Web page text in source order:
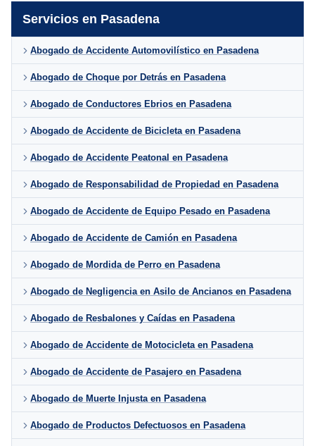
Servicios en Pasadena
Abogado de Accidente Automovilístico en Pasadena
Abogado de Choque por Detrás en Pasadena
Abogado de Conductores Ebrios en Pasadena
Abogado de Accidente de Bicicleta en Pasadena
Abogado de Accidente Peatonal en Pasadena
Abogado de Responsabilidad de Propiedad en Pasadena
Abogado de Accidente de Equipo Pesado en Pasadena
Abogado de Accidente de Camión en Pasadena
Abogado de Mordida de Perro en Pasadena
Abogado de Negligencia en Asilo de Ancianos en Pasadena
Abogado de Resbalones y Caídas en Pasadena
Abogado de Accidente de Motocicleta en Pasadena
Abogado de Accidente de Pasajero en Pasadena
Abogado de Muerte Injusta en Pasadena
Abogado de Productos Defectuosos en Pasadena